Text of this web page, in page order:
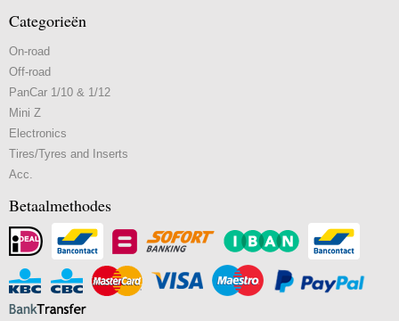
Categorieën
On-road
Off-road
PanCar 1/10 & 1/12
Mini Z
Electronics
Tires/Tyres and Inserts
Acc.
Betaalmethodes